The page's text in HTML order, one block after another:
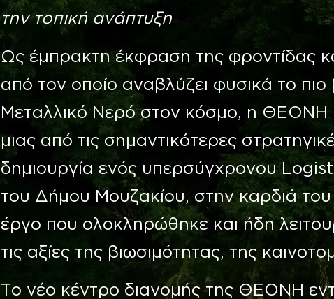
την τοπική ανάπτυξη
Ως έμπρακτη έκφραση της φροντίδας
από τον οποίο αναβλύζει φυσικά το
Μεταλλικό Νερό στον κόσμο, η ΘΕΟΝΗ
μιας από τις σημαντικότερες
δημιουργία ενός υπερσύγχρονου
του Δήμου Μουζακίου, στην καρδιά
έργο που ολοκληρώθηκε και ήδη
τις αξίες της βιωσιμότητας, της
Το νέο κέντρο διανομής της ΘΕΟΝΗ